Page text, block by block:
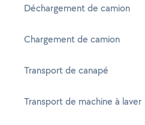
Déchargement de camion
Chargement de camion
Transport de canapé
Transport de machine à laver